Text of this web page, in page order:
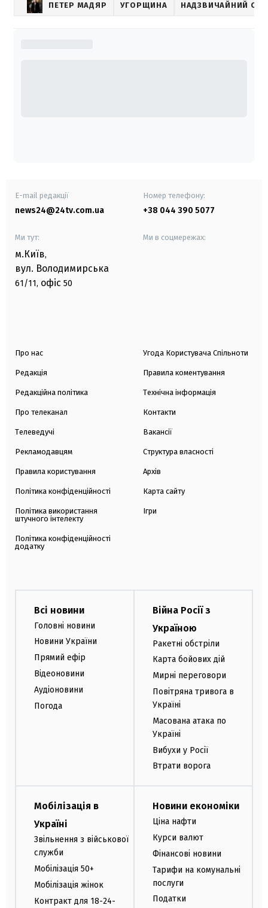
ПЕТЕР МАДЯР УГОРЩИНА НАДЗВИЧАЙНИЙ
E-mail редакції
news24@24tv.com.ua
Номер телефону:
+38 044 390 5077
Ми тут:
м.Київ,
вул. Володимирська
61/11, офіс 50
Ми в соцмережах:
Про нас
Редакція
Редакційна політика
Про телеканал
Телеведучі
Рекламодавцям
Правила користування
Політика конфіденційності
Політика використання
штучного інтелекту
Політика конфіденційності
додатку
Угода Користувача Спільноти
Правила коментування
Технічна інформація
Контакти
Вакансії
Структура власності
Архів
Карта сайту
Ігри
Всі новини
Головні новини
Новини України
Прямий ефір
Відеоновини
Аудіоновини
Погода
Війна Росії з
Україною
Ракетні обстріли
Карта бойових дій
Мирні переговори
Повітряна тривога в
Україні
Масована атака по
Україні
Вибухи у Росії
Втрати ворога
Мобілізація в
Україні
Звільнення з військової
служби
Мобілізація 50+
Мобілізація жінок
Контракт для 18-24-
Новини економіки
Ціна нафти
Курси валют
Фінансові новини
Тарифи на комунальні
послуги
Податки